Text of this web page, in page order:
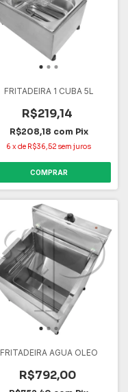
FRITADEIRA 1 CUBA 5L
R$219,14
R$208,18 com Pix
6 xde R$36,52 sem juros
COMPRAR
FRITADEIRA AGUA OLEO
R$792,00